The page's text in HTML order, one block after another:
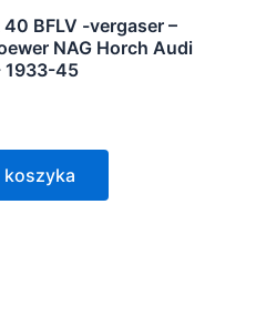
BFLV -vergaser –
NAG Horch Audi
1933-45
koszyka